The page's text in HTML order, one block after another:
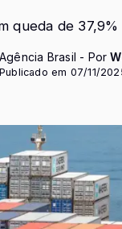
queda de
Agência Brasil - Por
Publicado em 07/11/